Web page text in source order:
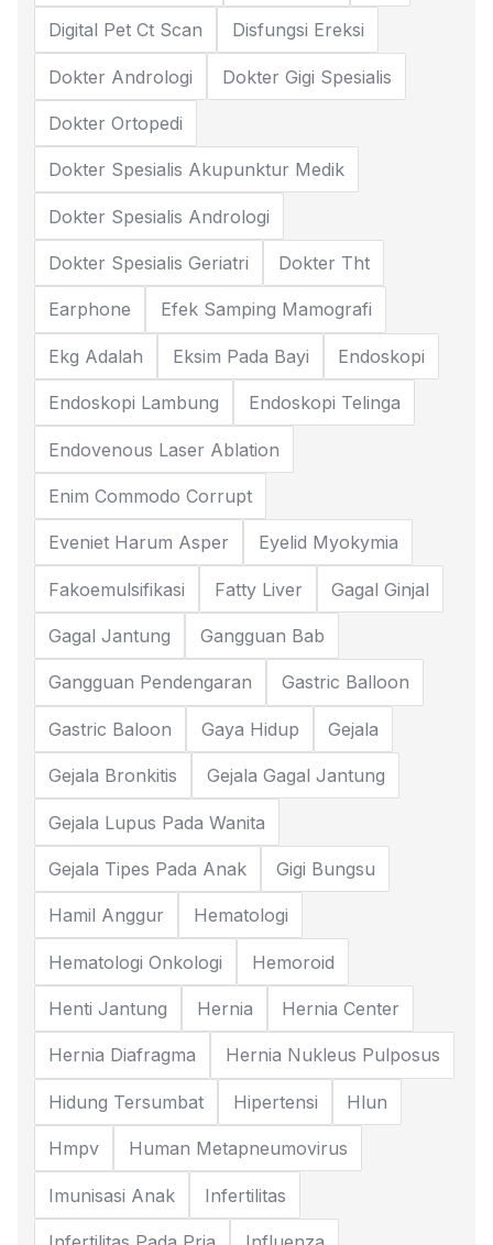
Digital Pet Ct Scan Disfungsi Ereksi
Dokter Andrologi Dokter Gigi Spesialis
Dokter Ortopedi
Dokter Spesialis Akupunktur Medik
Dokter Spesialis Andrologi
Dokter Spesialis Geriatri Dokter Tht
Earphone Efek Samping Mamografi
Ekg Adalah Eksim Pada Bayi Endoskopi
Endoskopi Lambung Endoskopi Telinga
Endovenous Laser Ablation
Enim Commodo Corrupt
Eveniet Harum Asper Eyelid Myokymia
Fakoemulsifikasi Fatty Liver Gagal Ginjal
Gagal Jantung Gangguan Bab
Gangguan Pendengaran Gastric Balloon
Gastric Baloon Gaya Hidup Gejala
Gejala Bronkitis Gejala Gagal Jantung
Gejala Lupus Pada Wanita
Gejala Tipes Pada Anak Gigi Bungsu
Hamil Anggur Hematologi
Hematologi Onkologi Hemoroid
Henti Jantung Hernia Hernia Center
Hernia Diafragma Hernia Nukleus Pulposus
Hidung Tersumbat Hipertensi Hlun
Hmpv Human Metapneumovirus
Imunisasi Anak Infertilitas